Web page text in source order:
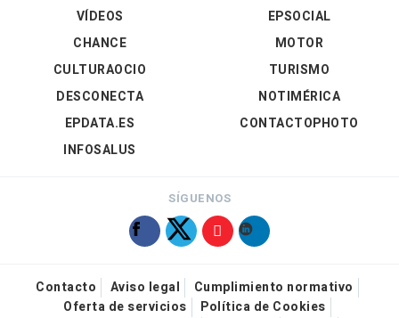
VÍDEOS
EPSOCIAL
CHANCE
CULTURAOCIO
DESCONECTA
EPDATA.ES
INFOSALUS
MOTOR
TURISMO
NOTIMÉRICA
CONTACTOPHOTO
SÍGUENOS
Contacto Aviso legal
Cumplimiento normativo
Oferta de servicios
Política de Cookies